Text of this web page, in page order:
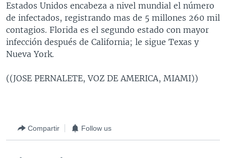
Estados Unidos encabeza a nivel mundial el número
de infectados, registrando mas de 5 millones 260 mil
contagios. Florida es el segundo estado con mayor
infección después de California; le sigue Texas y
Nueva York.
((JOSE PERNALETE, VOZ DE AMERICA, MIAMI))
Compartir Follow us